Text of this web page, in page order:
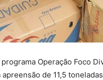
Operação Foco
de 11,5